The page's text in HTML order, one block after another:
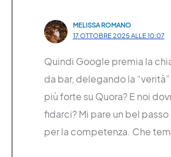
MELISSA ROMANO
17 OTTOBRE 2025 ALLE 10:07
Quindi Google premia la
da bar, delegando la “verità”
più forte su Quora? E noi
fidarci? Mi pare un bel
per la competenza. Che